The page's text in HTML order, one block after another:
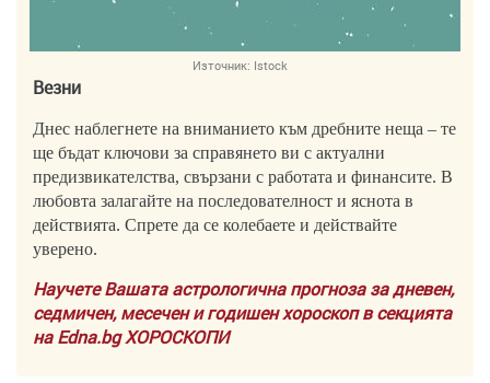
Източник: Istock
Везни
Днес наблегнете на вниманието към дребните неща – те
ще бъдат ключови за справянето ви с актуални
предизвикателства, свързани с работата и финансите. В
любовта залагайте на последователност и яснота в
действията. Спрете да се колебаете и действайте
уверено.
Научете Вашата астрологична прогноза за дневен,
седмичен, месечен и годишен хороскоп в секцията
на Edna.bg ХОРОСКОПИ